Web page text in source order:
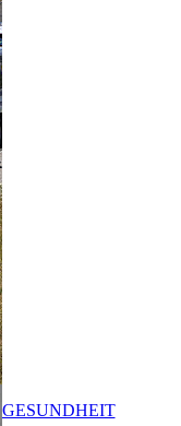
GESUNDHEIT